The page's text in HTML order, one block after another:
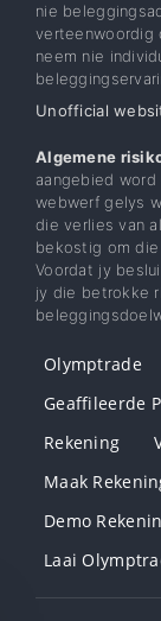
nie
verteenwoordig
neem nie
Unofficial
Algemene
aangebied
webwerf gelys
die verlies van
bekostig om
Voordat jy
jy die betrokke
Olymptrade
Geaffileerde
Rekening
Maak
Demo
Laai